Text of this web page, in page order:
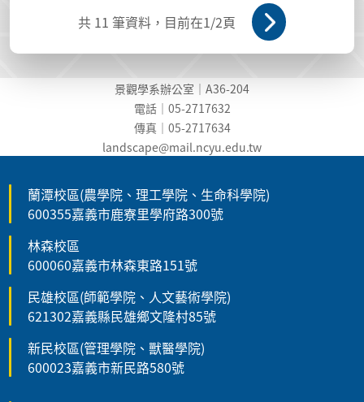
共 11 筆資料，目前在1/2頁
景觀學系辦公室｜A36-204
電話｜05-2717632
傳真｜05-2717634
landscape@mail.ncyu.edu.tw
蘭潭校區(農學院、理工學院、生命科學院)
600355嘉義市鹿寮里學府路300號
林森校區
600060嘉義市林森東路151號
民雄校區(師範學院、人文藝術學院)
621302嘉義縣民雄鄉文隆村85號
新民校區(管理學院、獸醫學院)
600023嘉義市新民路580號